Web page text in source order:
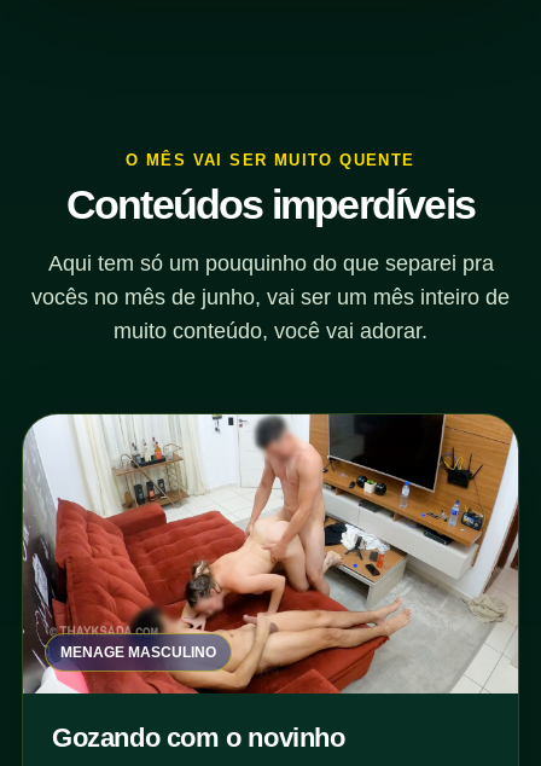
O MÊS VAI SER MUITO QUENTE
Conteúdos imperdíveis
Aqui tem só um pouquinho do que separei pra
vocês no mês de junho, vai ser um mês inteiro de
muito conteúdo, você vai adorar.
MENAGE MASCULINO
Gozando com o novinho